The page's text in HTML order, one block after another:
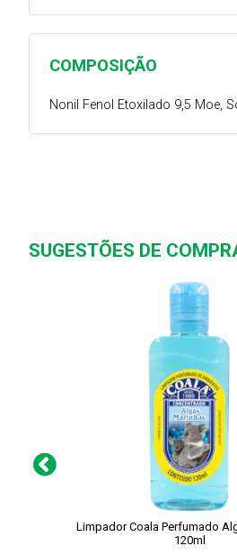
COMPOSIÇÃO
Nonil Fenol Etoxilado 9,5 Moe,
SUGESTÕES DE
Limpador Coala Perfumado
120ml